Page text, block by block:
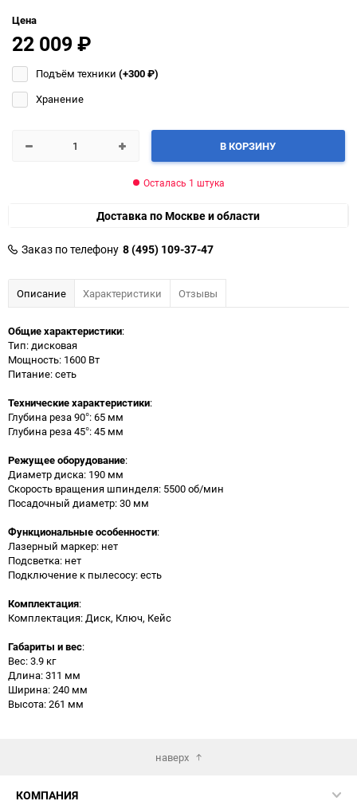
Цена
22 009 ₽
Подъём техники (+300₽)
Хранение
В КОРЗИНУ
Осталась 1 штука
Доставка по Москве и области
Заказ по телефону 8 (495) 109-37-47
Описание Характеристики Отзывы
Общие характеристики:
Тип: дисковая
Мощность: 1600 Вт
Питание: сеть
Технические характеристики:
Глубина реза 90°: 65 мм
Глубина реза 45°: 45 мм
Режущее оборудование:
Диаметр диска: 190 мм
Скорость вращения шпинделя: 5500 об/мин
Посадочный диаметр: 30 мм
Функциональные особенности:
Лазерный маркер: нет
Подсветка: нет
Подключение к пылесосу: есть
Комплектация:
Комплектация: Диск, Ключ, Кейс
Габариты и вес:
Вес: 3.9 кг
Длина: 311 мм
Ширина: 240 мм
Высота: 261 мм
наверх
КОМПАНИЯ